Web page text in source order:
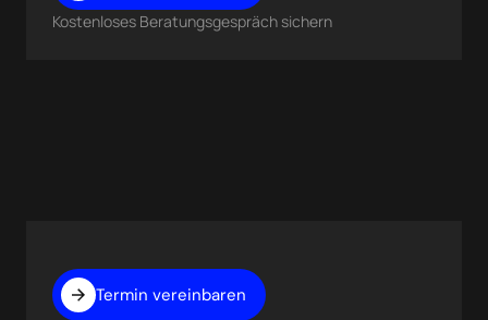
Kostenloses Beratungsgespräch sichern
Termin vereinbaren